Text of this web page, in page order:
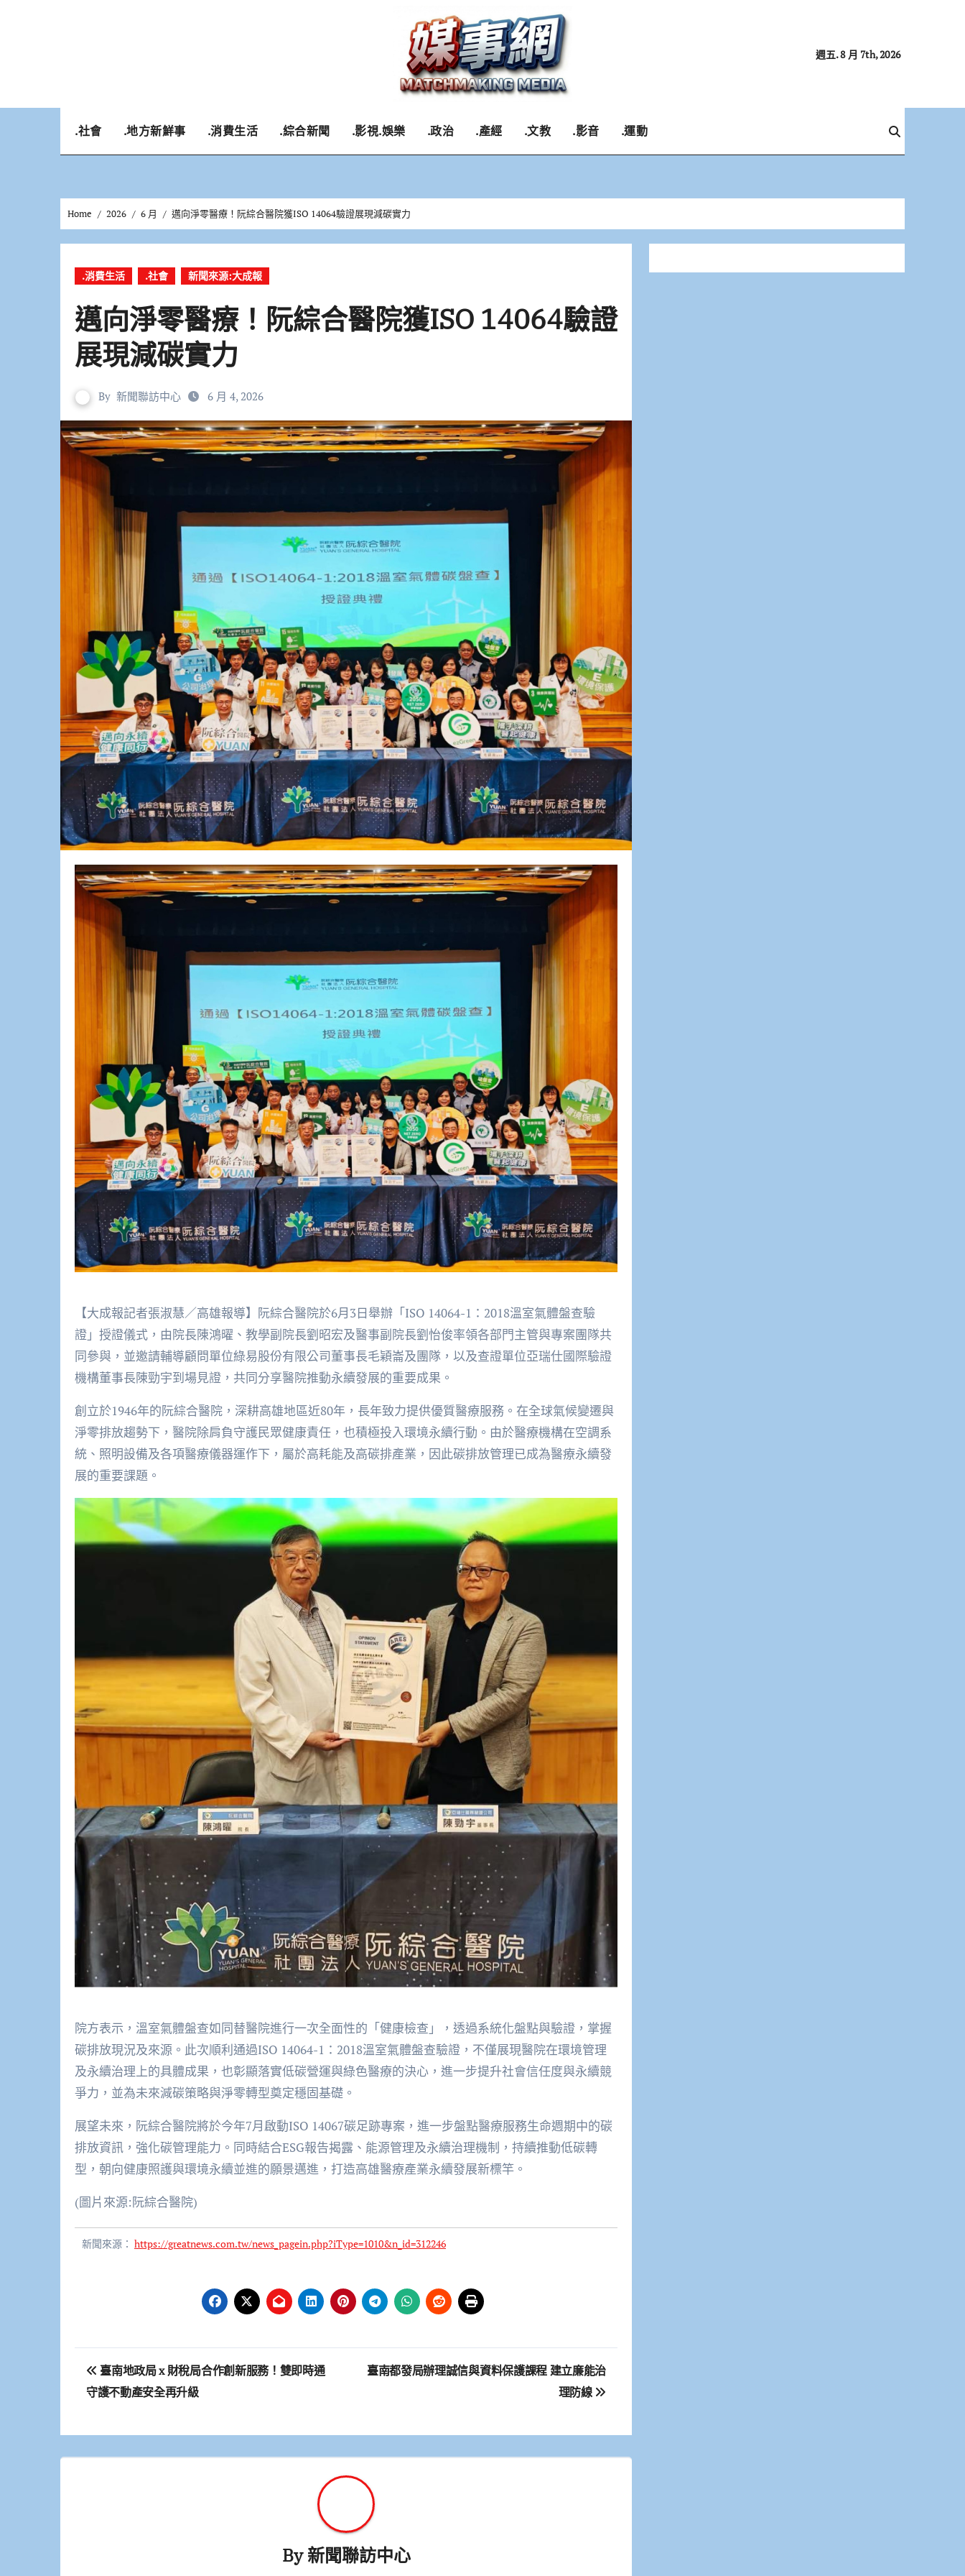
週五. 8 月 7th, 2026
.社會 .地方新鮮事 .消費生活 .綜合新聞 .影視.娛樂 .政治 .產經 .文教 .影音 .運動
Home 2026 6 月 邁向淨零醫療！阮綜合醫院獲ISO 14064驗證展現減碳實力
.消費生活 .社會 新聞來源:大成報
邁向淨零醫療！阮綜合醫院獲ISO 14064驗證
展現減碳實力
By 新聞聯訪中心 6 月 4, 2026
【大成報記者張淑慧／高雄報導】阮綜合醫院於6月3日舉辦「ISO 14064-1：2018溫室氣體盤查驗
證」授證儀式，由院長陳鴻曜、教學副院長劉昭宏及醫事副院長劉怡俊率領各部門主管與專案團隊共
同參與，並邀請輔導顧問單位綠易股份有限公司董事長毛穎崙及團隊，以及查證單位亞瑞仕國際驗證
機構董事長陳勁宇到場見證，共同分享醫院推動永續發展的重要成果。
創立於1946年的阮綜合醫院，深耕高雄地區近80年，長年致力提供優質醫療服務。在全球氣候變遷與
淨零排放趨勢下，醫院除肩負守護民眾健康責任，也積極投入環境永續行動。由於醫療機構在空調系
統、照明設備及各項醫療儀器運作下，屬於高耗能及高碳排產業，因此碳排放管理已成為醫療永續發
展的重要課題。
院方表示，溫室氣體盤查如同替醫院進行一次全面性的「健康檢查」，透過系統化盤點與驗證，掌握
碳排放現況及來源。此次順利通過ISO 14064-1：2018溫室氣體盤查驗證，不僅展現醫院在環境管理
及永續治理上的具體成果，也彰顯落實低碳營運與綠色醫療的決心，進一步提升社會信任度與永續競
爭力，並為未來減碳策略與淨零轉型奠定穩固基礎。
展望未來，阮綜合醫院將於今年7月啟動ISO 14067碳足跡專案，進一步盤點醫療服務生命週期中的碳
排放資訊，強化碳管理能力。同時結合ESG報告揭露、能源管理及永續治理機制，持續推動低碳轉
型，朝向健康照護與環境永續並進的願景邁進，打造高雄醫療產業永續發展新標竿。
(圖片來源:阮綜合醫院)
新聞來源： https://greatnews.com.tw/news_pagein.php?iType=1010&n_id=312246
文
章
覽
臺南地政局 x 財稅局合作創新服務！雙即時通
守護不動產安全再升級
臺南都發局辦理誠信與資料保護課程 建立廉能治
理防線
By新聞聯訪中心